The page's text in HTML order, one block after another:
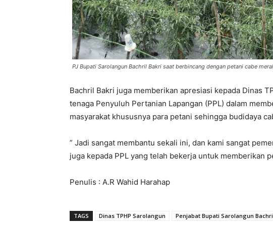
PJ Bupati Sarolangun Bachril Bakri saat berbincang dengan petani cabe
Bachril Bakri juga memberikan apresiasi kepada Dinas
tenaga Penyuluh Pertanian Lapangan (PPL) dalam
masyarakat khususnya para petani sehingga budidaya
” Jadi sangat membantu sekali ini, dan kami sangat
juga kepada PPL yang telah bekerja untuk memberikan
Penulis : A.R Wahid Harahap
TAGS Dinas TPHP Sarolangun Penjabat Bupati Sarolangun